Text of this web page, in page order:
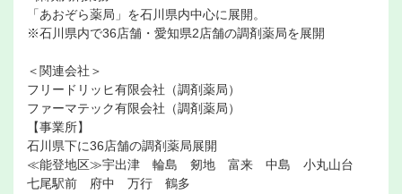
「あおぞら薬局」を石川県内中心に展開。
※石川県内で36店舗・愛知県2店舗の調剤薬局を展開
＜関連会社＞
フリードリッヒ有限会社（調剤薬局）
ファーマテック有限会社（調剤薬局）
【事業所】
石川県下に36店舗の調剤薬局展開
≪能登地区≫宇出津 輪島 剱地 富来 中島 小丸山台
七尾駅前 府中 万行 鶴多